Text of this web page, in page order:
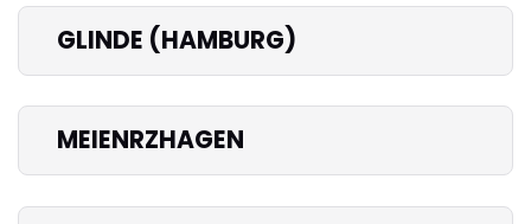
GLINDE (HAMBURG)
MEIENRZHAGEN